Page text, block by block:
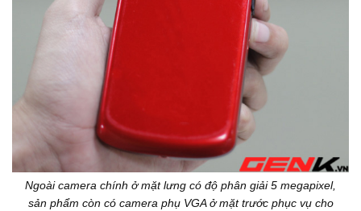
Ngoài camera chính ở mặt lưng có độ phân giải 5 megapixel,
sản phẩm còn có camera phụ VGA ở mặt trước phục vụ cho